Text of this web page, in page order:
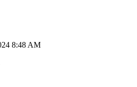
8:48 AM